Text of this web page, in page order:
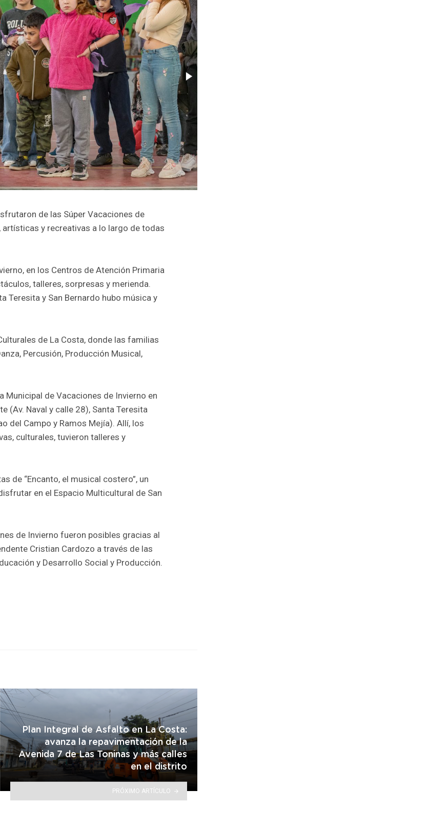
de las Súper Vacaciones de
y recreativas a lo largo de todas
en los Centros de Atención Primaria
talleres, sorpresas y merienda.
Teresita y San Bernardo hubo música y
de La Costa, donde las familias
Percusión, Producción Musical,
Municipal de Vacaciones de Invierno en
(Av. Naval y calle 28), Santa Teresita
del Campo y Ramos Mejía). Allí, los
culturales, tuvieron talleres y
de “Encanto, el musical costero”, un
en el Espacio Multicultural de San
de Invierno fueron posibles gracias al
Cristian Cardozo a través de las
y Desarrollo Social y Producción.
Plan Integral de Asfalto en La Costa:
avanza la repavimentación de la
Avenida 7 de Las Toninas y más calles
en el distrito
PRÓXIMO ARTÍCULO